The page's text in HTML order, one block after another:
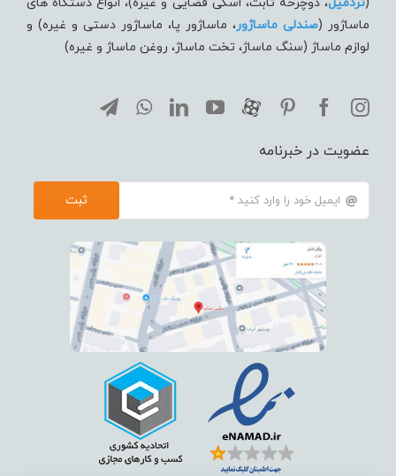
ماساژور (صندلی ماساژور، ماساژور پا، ماساژور دستی و غیره) و
لوازم ماساژ (سنگ ماساژ، تخت ماساژ، روغن ماساژ و غیره)
عضویت در خبرنامه
ثبت